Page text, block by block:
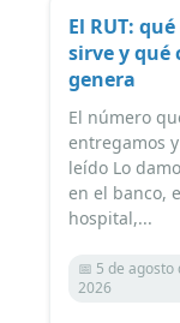
El RUT:
sirve y qué
genera
El número
entregamos
leído Lo
en el banco,
hospital,...
📅 5 de agosto
2026